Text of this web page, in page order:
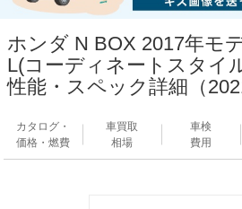
ホンダ N BOX 2017年モ
L(コーディネートスタイ
性能・スペック詳細（
カタログ・
価格・燃費
車買取
相場
車検
費用